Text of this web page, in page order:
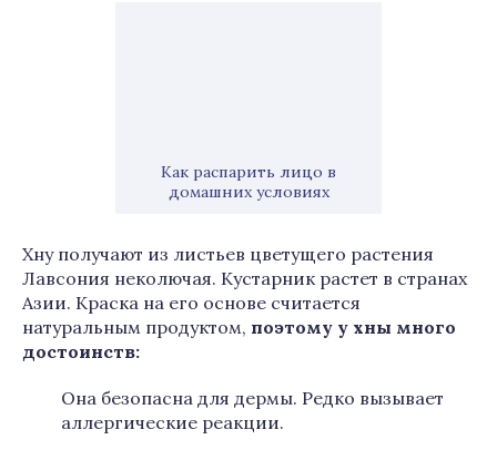
Как распарить лицо в
домашних условиях
Хну получают из листьев цветущего растения
Лавсония неколючая. Кустарник растет в странах
Азии. Краска на его основе считается
натуральным продуктом, поэтому у хны много
достоинств:
Она безопасна для дермы. Редко вызывает
аллергические реакции.